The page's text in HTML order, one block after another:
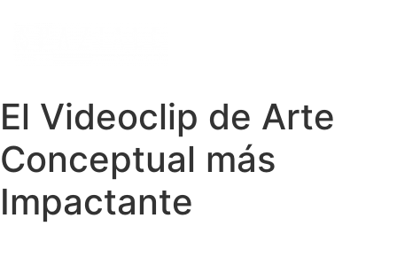
El Videoclip de Arte
Conceptual más
Impactante